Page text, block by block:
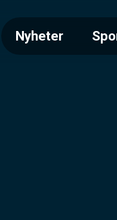
Nyheter